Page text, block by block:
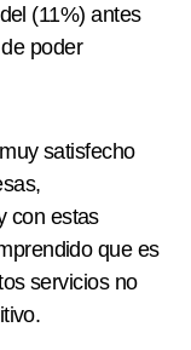
(11%) antes
poder
satisfecho
con estas
que es
servicios no